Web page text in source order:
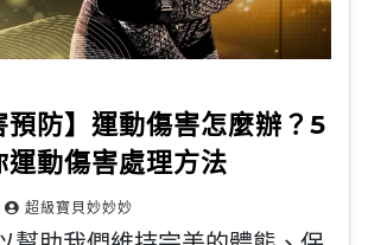
預防】運動傷害怎麼辦？5
運動傷害處理方法
超級寶貝妙妙妙